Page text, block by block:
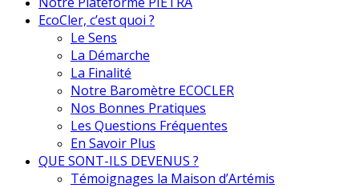
EcoCler, c’est quoi ?
Le Sens
La Démarche
La Finalité
Notre Baromètre ECOCLER
Nos Bonnes Pratiques
Les Questions Fréquentes
En Savoir Plus
QUE SONT-ILS DEVENUS ?
Témoignages la Maison d’Artémis